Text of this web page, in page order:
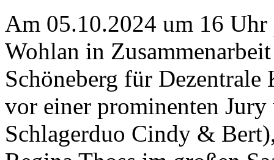
Am 05.10.2024 um 16
Wohlan in
Schöneberg für
vor einer prominenten
Schlagerduo Cindy &